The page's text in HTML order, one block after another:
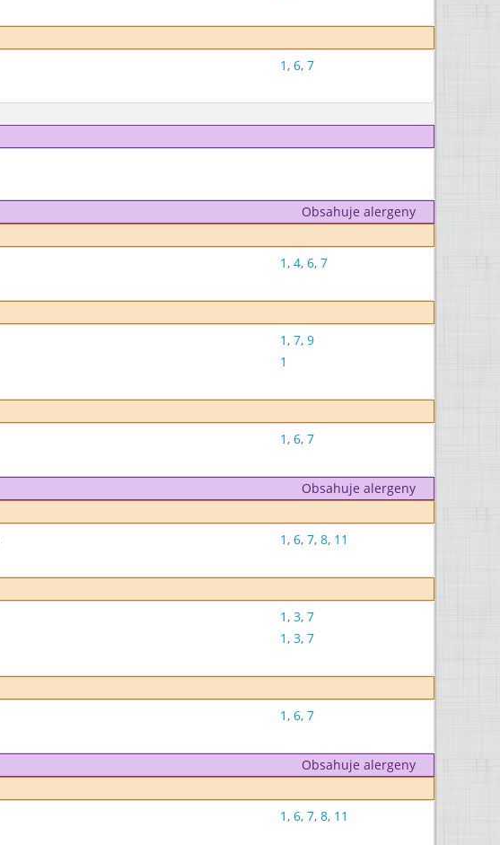
1, 6, 7
Obsahuje alergeny
1, 4, 6, 7
1, 7, 9
1
1, 6, 7
Obsahuje alergeny
1, 6, 7, 8, 11
1, 3, 7
1, 3, 7
1, 6, 7
Obsahuje alergeny
1, 6, 7, 8, 11